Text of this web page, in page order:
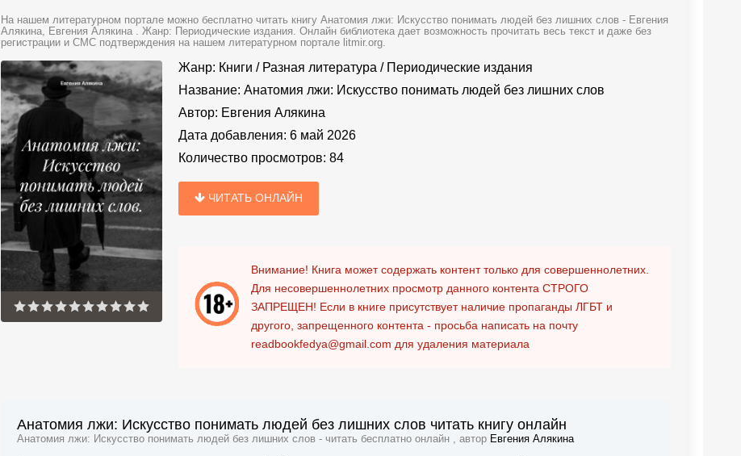
На нашем литературном портале можно бесплатно читать книгу Анатомия лжи: Искусство понимать людей без лишних слов - Евгения
Алякина, Евгения Алякина . Жанр: Периодические издания. Онлайн библиотека дает возможность прочитать весь текст и даже без
регистрации и СМС подтверждения на нашем литературном портале litmir.org.
Жанр: Книги / Разная литература / Периодические издания
Название: Анатомия лжи: Искусство понимать людей без лишних слов
Автор: Евгения Алякина
Дата добавления: 6 май 2026
Количество просмотров: 84
ЧИТАТЬ ОНЛАЙН
Внимание! Книга может содержать контент только для совершеннолетних.
Для несовершеннолетних просмотр данного контента СТРОГО
ЗАПРЕЩЕН! Если в книге присутствует наличие пропаганды ЛГБТ и
другого, запрещенного контента - просьба написать на почту
readbookfedya@gmail.com для удаления материала
Анатомия лжи: Искусство понимать людей без лишних слов читать книгу онлайн
Анатомия лжи: Искусство понимать людей без лишних слов - читать бесплатно онлайн , автор Евгения Алякина